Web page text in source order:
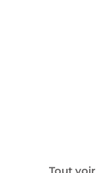
Tout voir